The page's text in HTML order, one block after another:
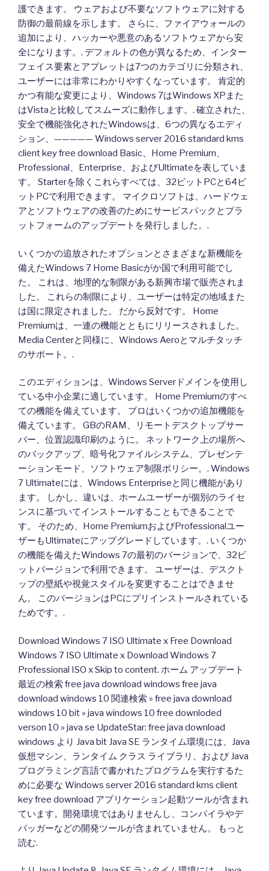
護できます。 ウェアおよび不要なソフトウェアに対する
防御の最前線を示します。 さらに、ファイアウォールの
追加により、ハッカーや悪意のあるソフトウェアから安
全になります。. デフォルトの色が異なるため、インター
フェイス要素とアプレットは7つのカテゴリに分類され、
ユーザーには非常にわかりやすくなっています。 肯定的
かつ有能な変更により、Windows 7はWindows XPまた
はVistaと比較してスムーズに動作します。. 確立された、
安全で機能強化されたWindowsは、6つの異なるエディ
ション、————— Windows server 2016 standard kms
client key free download Basic、Home Premium、
Professional、Enterprise、およびUltimateを表していま
す。 Starterを除くこれらすべては、32ビットPCと64ビ
ットPCで利用できます。 マイクロソフトは、ハードウェ
アとソフトウェアの改善のためにサービスパックとプラ
ットフォームのアップデートを発行しました。.
いくつかの追放されたオプションとさまざまな新機能を
備えたWindows 7 Home Basicがか国で利用可能でし
た。 これは、地理的な制限がある新興市場で販売されま
した。 これらの制限により、ユーザーは特定の地域また
は国に限定されました。 だから反対です。 Home
Premiumは、一連の機能とともにリリースされました。
Media Centerと同様に、Windows Aeroとマルチタッチ
のサポート。.
このエディションは、Windows Serverドメインを使用し
ている中小企業に適しています。 Home Premiumのすべ
ての機能を備えています。 プロはいくつかの追加機能を
備えています。 GBのRAM、リモートデスクトップサー
バー、位置認識印刷のように。 ネットワーク上の場所へ
のバックアップ、暗号化ファイルシステム、プレゼンテ
ーションモード、ソフトウェア制限ポリシー。. Windows
7 Ultimateには、Windows Enterpriseと同じ機能があり
ます。 しかし、違いは、ホームユーザーが個別のライセ
ンスに基づいてインストールすることもできることで
す。 そのため、Home PremiumおよびProfessionalユー
ザーもUltimateにアップグレードしています。. いくつか
の機能を備えたWindows 7の最初のバージョンで、32ビ
ットバージョンで利用できます。 ユーザーは、デスクト
ップの壁紙や視覚スタイルを変更することはできませ
ん。 このバージョンはPCにプリインストールされている
ためです。.
Download Windows 7 ISO Ultimate x Free Download
Windows 7 ISO Ultimate x Download Windows 7
Professional ISO x Skip to content. ホーム アップデート
最近の検索 free java download windows free java
download windows 10 関連検索 » free java download
windows 10 bit » java windows 10 free downloded
verson 10 » java se UpdateStar: free java download
windows より Java bit Java SE ランタイム環境には、Java
仮想マシン、ランタイム クラス ライブラリ、および Java
プログラミング言語で書かれたプログラムを実行するた
めに必要な Windows server 2016 standard kms client
key free download アプリケーション起動ツールが含まれ
ています。開発環境ではありませんし、コンパイラやデ
バッガーなどの開発ツールが含まれていません。 もっと
読む.